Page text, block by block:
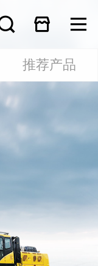
推荐产品